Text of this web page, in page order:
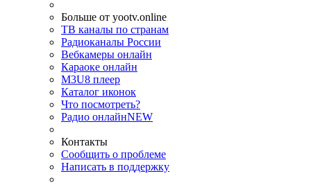
Больше от yootv.online
ТВ каналы по странам
Радиоканалы России
Вебкамеры онлайн
Караоке онлайн
M3U8 плеер
Каталог иконок
Что посмотреть?
Радио онлайнNEW
Контакты
Сообщить о проблеме
Написать в поддержку